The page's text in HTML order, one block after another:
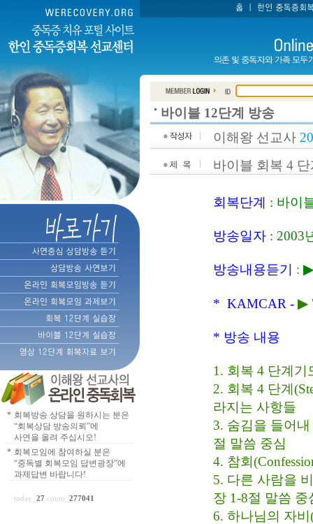
* 회복방송 상담을 원하시는 분은
“회복상담 방송의뢰”에
사연을 올려 주십시오!
* 회복모임에 참여하실 분은
“중독별 회복모임 답변광장”에
과제답변 바랍니다!
today_ 27 count_ 277041
바이블 12단계 방송
이해왕 선교사
바이블 회복 4
회복단계 : 바이
방송일자 : 2003
방송내용듣기 : ▶
* KAMCAR - ▶
* 방송 내용
1. 회복 4 단계기
2. 회복 4 단계
라지는 사항들
3. 숨김을 들어
절 말씀 중심
4. 참회
5. 다른 사람을
장 1-8절 말씀 중
6. 하나님의 자비